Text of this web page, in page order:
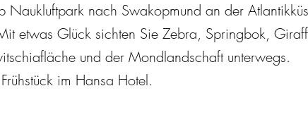
nach Swakopmund an der
etwas Glück sichten Sie Zebra, Springbok,
und der Mondlandschaft unterwegs.
im Hansa Hotel.